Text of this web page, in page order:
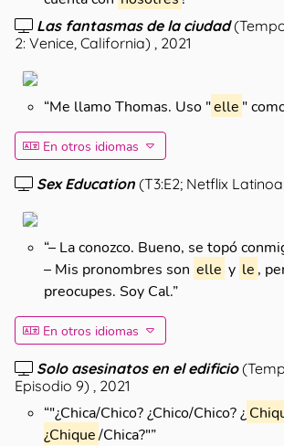
Las fantasmas de la ciudad(
2: Venice, California) , 2021
“Me llamo Thomas. Uso "elle "
En otros idiomas
Sex Education (T3:E2; Netflix
“– La conozco. Bueno, se topó
– Mis pronombres son elle y le ,
preocupes. Soy Cal.”
En otros idiomas
Solo asesinatos en el edificio(
Episodio 9)
, 2021
“"¿Chica/Chico? ¿Chico/Chico? ¿
¿Chique /Chica?"”